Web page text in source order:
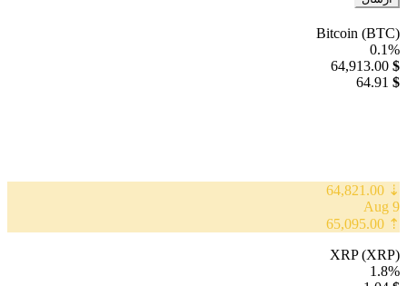
Bitcoin (BTC)
0.1%
$
64,913.00
$
64.91
⇣ 64,821.00
9 Aug
⇡ 65,095.00
XRP (XRP)
1.8%